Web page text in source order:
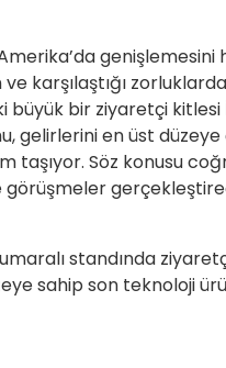
karşılaştığı
bir ziyaretçi
gelirlerini en üst
Söz konusu
standında
sahip son teknoloji